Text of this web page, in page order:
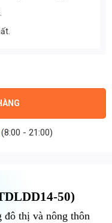
số lượng
(8:00 - 21:00)
50)
đô thị và nông thôn